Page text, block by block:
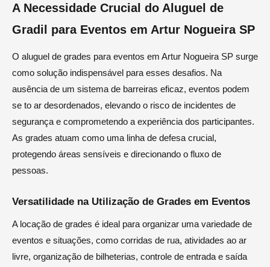
A Necessidade Crucial do Aluguel de
Gradil para Eventos em Artur Nogueira SP
O aluguel de grades para eventos em Artur Nogueira SP surge
como solução indispensável para esses desafios. Na
ausência de um sistema de barreiras eficaz, eventos podem
se to ar desordenados, elevando o risco de incidentes de
segurança e comprometendo a experiência dos participantes.
As grades atuam como uma linha de defesa crucial,
protegendo áreas sensíveis e direcionando o fluxo de
pessoas.
Versatilidade na Utilização de Grades em Eventos
A locação de grades é ideal para organizar uma variedade de
eventos e situações, como corridas de rua, atividades ao ar
livre, organização de bilheterias, controle de entrada e saída